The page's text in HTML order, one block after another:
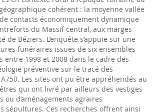
cohérent : la moyenne vallée
contacts économiquement dynamique
du Massif central, aux marges
de Béziers. L’enquête s’appuie sur une
funéraires issues de six ensembles
entre 1998 et 2008 dans le cadre des
préventive sur le tracé des
Les sites ont pu être appréhendés au
qui ont livré par ailleurs des vestiges
ou d’aménagements agraires
sépultures. Ces recherches offrent ainsi